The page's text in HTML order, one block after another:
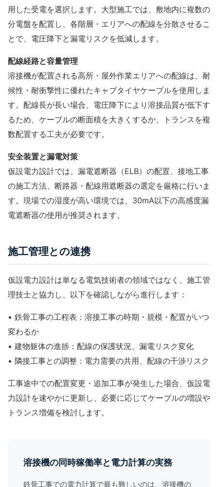
用した受電を選択します。大型施工では、敷地内に複数の
分電盤を配置し、各階層・エリアへの配線を分散させるこ
とで、電圧降下と漏電リスクを低減します。
配線経路と容量管理
溶接機が配置される高所・屋外作業エリアへの配線は、耐
候性・耐衝撃性に優れたキャブタイヤケーブルを使用しま
す。配線長が長い場合、電圧降下により溶接品質が低下す
るため、ケーブルの断面積を大きくするか、トランスを複
数配置する工夫が必要です。
安全装置と漏電対策
仮設電力設計では、漏電遮断器（ELB）の配置、接地工事
の施工方法、断路器・配線用遮断器の選定を厳格に行いま
す。現場での湿度が高い環境では、30mA以下の高感度漏
電遮断器の使用が推奨されます。
施工管理との連携
仮設電力設計は単なる電気技術者の領域ではなく、 施工管
理技士と協力し、以下を確認しながら進行します：
• 鉄骨工事の工程表：溶接工事の時期・規模・配置がいつ
変わるか
• 建物躯体の進捗：配線の保護状況、漏電リスク変化
• 隣接工事との調整：電力需要の共用、配線の干渉リスク
工事途中での配置変更・追加工事が発生した場合、仮設電
力設計を速やかに更新し、必要に応じてケーブルの増設や
トランス増備を検討します。
溶接機の同時稼働率と電力計算の実務
鉄骨工事での電力計算で最も難しいのは、溶接機の